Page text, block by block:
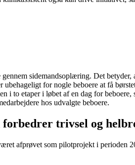
sidemandsoplæring. Det
for nogle beboere at få
i to etaper i løbet af en dag for
hos udvalgte beboere.
trivsel og
afprøvet som pilotprojekt i perioden